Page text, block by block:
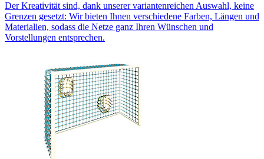
Der Kreativität sind, dank unserer variantenreichen Auswahl, keine
Grenzen gesetzt: Wir bieten Ihnen verschiedene Farben, Längen und
Materialien, sodass die Netze ganz Ihren Wünschen und
Vorstellungen entsprechen.